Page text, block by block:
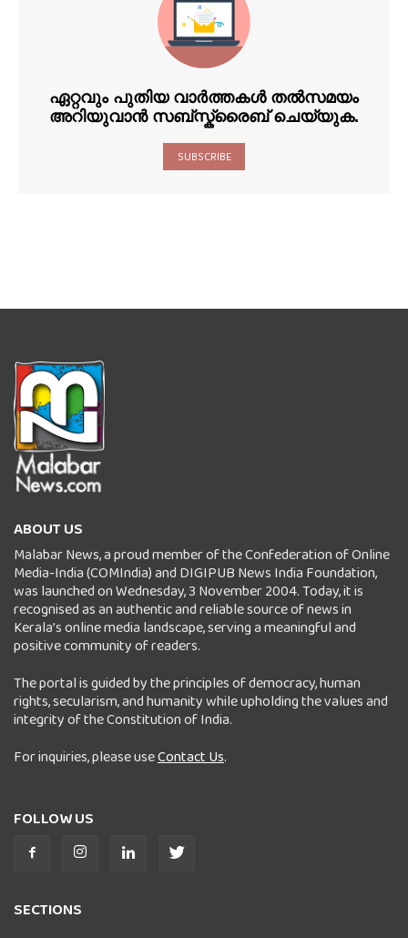
ഏറ്റവും പുതിയ വാർത്തകൾ തൽസമയം
അറിയുവാൻ സബ്സ്ക്രൈബ് ചെയ്യുക.
SUBSCRIBE
ABOUT US
Malabar News, a proud member of the Confederation of Online
Media-India (COMIndia) and DIGIPUB News India Foundation,
was launched on Wednesday, 3 November 2004. Today, it is
recognised as an authentic and reliable source of news in
Kerala’s online media landscape, serving a meaningful and
positive community of readers.
The portal is guided by the principles of democracy, human
rights, secularism, and humanity while upholding the values and
integrity of the Constitution of India.
For inquiries, please useContact Us.
FOLLOW US
SECTIONS